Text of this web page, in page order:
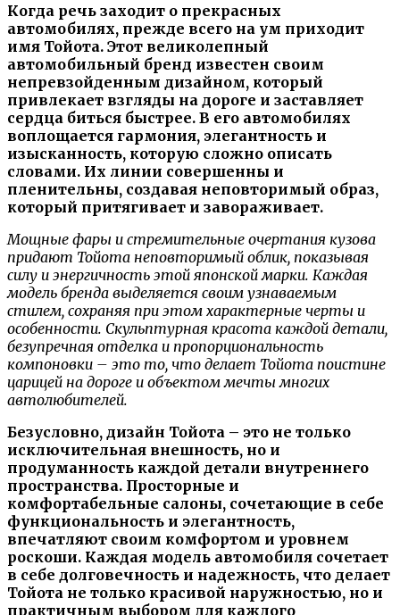
Когда речь заходит о прекрасных
автомобилях, прежде всего на ум приходит
имя Тойота. Этот великолепный
автомобильный бренд известен своим
непревзойденным дизайном, который
привлекает взгляды на дороге и заставляет
сердца биться быстрее. В его автомобилях
воплощается гармония, элегантность и
изысканность, которую сложно описать
словами. Их линии совершенны и
пленительны, создавая неповторимый образ,
который притягивает и завораживает.
Мощные фары и стремительные очертания кузова
придают Тойота неповторимый облик, показывая
силу и энергичность этой японской марки. Каждая
модель бренда выделяется своим узнаваемым
стилем, сохраняя при этом характерные черты и
особенности. Скульптурная красота каждой детали,
безупречная отделка и пропорциональность
компоновки – это то, что делает Тойота поистине
царицей на дороге и объектом мечты многих
автолюбителей.
Безусловно, дизайн Тойота – это не только
исключительная внешность, но и
продуманность каждой детали внутреннего
пространства. Просторные и
комфортабельные салоны, сочетающие в себе
функциональность и элегантность,
впечатляют своим комфортом и уровнем
роскоши. Каждая модель автомобиля сочетает
в себе долговечность и надежность, что делает
Тойота не только красивой наружностью, но и
практичным выбором для каждого